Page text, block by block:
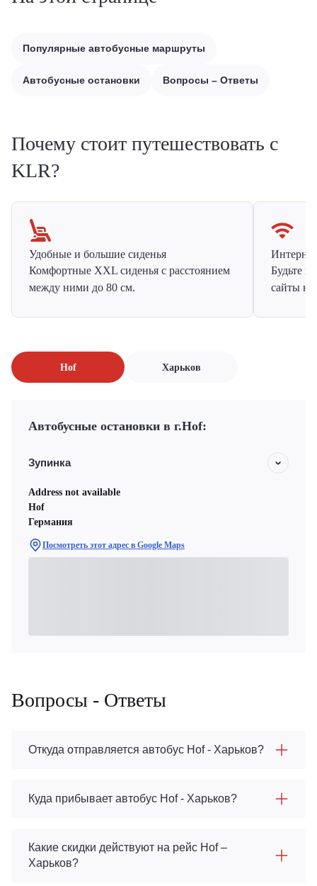
Популярные автобусные маршруты
Автобусные остановки Вопросы – Ответы
Почему стоит путешествовать с
KLR?
Удобные и большие сиденья
Комфортные XXL сиденья с расстоянием
между ними до 80 см.
Будьте
сайты на
Hof Харьков
Автобусные остановки в г.Hof:
Зупинка
Address not available
Hof
Германия
Посмотреть этот адрес в Google Maps
Вопросы - Ответы
Откуда отправляется автобус Hof - Харьков?
Куда прибывает автобус Hof - Харьков?
Какие скидки действуют на рейс Hof –
Харьков?